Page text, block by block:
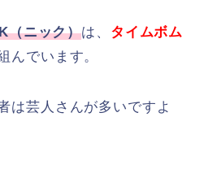
（ニック）は、 タイムボム
んでいます。
は芸人さんが多いですよ